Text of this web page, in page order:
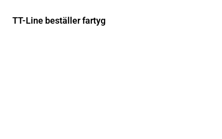
TT-Line beställer fartyg